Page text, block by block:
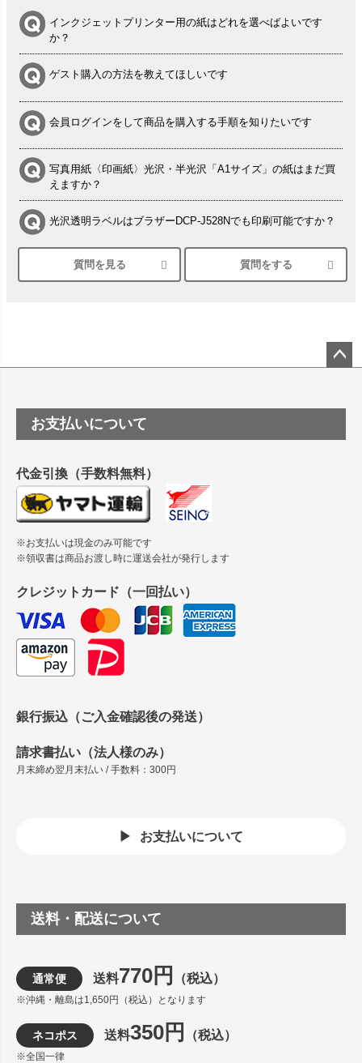
インクジェットプリンター用の紙はどれを選べばよいです
か？
ゲスト購入の方法を教えてほしいです
会員ログインをして商品を購入する手順を知りたいです
写真用紙〈印画紙〉光沢・半光沢「A1サイズ」の紙はまだ買
えますか？
光沢透明ラベルはブラザーDCP-J528Nでも印刷可能ですか？
シルバーペーパーにEPSON EP-30VAで印刷するときの設定
は？
塩ビのロール紙で離型紙が透明の商品はありますか
つや消し半透明ラベルのロールタイプはありますか？
縦420mm×横650mmの包装紙に適した紙はありますか？
質問を見る 質問をする
ップ
お支払いについて
代金引換（手数料無料）
※お支払いは現金のみ可能です
※領収書は商品お渡し時に運送会社が発行します
クレジットカード（一回払い）
銀行振込（ご入金確認後の発送）
請求書払い（法人様のみ）
月末締め翌月末払い / 手数料：300円
お支払いについて
送料・配送について
通常便 送料770円 （税込）
※沖縄・離島は1,650円（税込）となります
ネコポス 送料350円 （税込）
※全国一律